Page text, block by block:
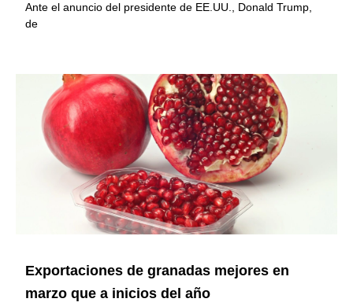
Ante el anuncio del presidente de EE.UU., Donald Trump,
de
Exportaciones de granadas mejores en
marzo que a inicios del año